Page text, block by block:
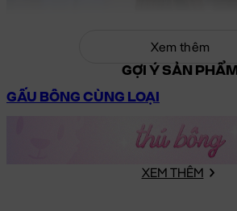
Xem thêm
GỢI Ý SẢN PHẨM
GẤU BÔNG CÙNG LOẠI
XEM THÊM